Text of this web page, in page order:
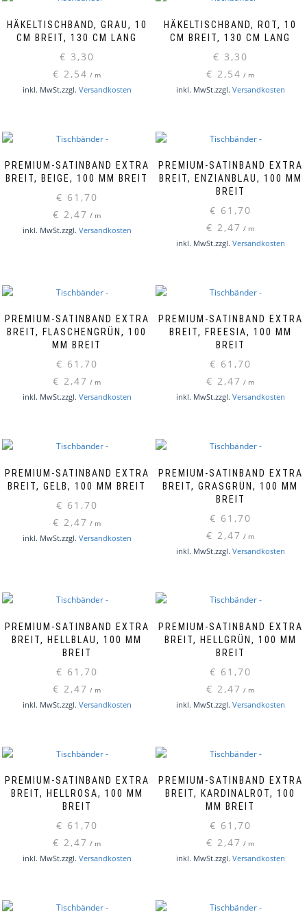
HÄKELTISCHBAND, GRAU, 10
CM BREIT, 130 CM LANG
€ 3,30
€ 2,54 / m
inkl. MwSt.zzgl. Versandkosten
HÄKELTISCHBAND, ROT, 10
CM BREIT, 130 CM LANG
€ 3,30
€ 2,54 / m
inkl. MwSt.zzgl. Versandkosten
PREMIUM-SATINBAND EXTRA
BREIT, BEIGE, 100 MM BREIT
€ 61,70
€ 2,47 / m
inkl. MwSt.zzgl. Versandkosten
PREMIUM-SATINBAND EXTRA
BREIT, ENZIANBLAU, 100 MM
BREIT
€ 61,70
€ 2,47 / m
inkl. MwSt.zzgl. Versandkosten
PREMIUM-SATINBAND EXTRA
BREIT, FLASCHENGRÜN, 100
MM BREIT
€ 61,70
€ 2,47 / m
inkl. MwSt.zzgl. Versandkosten
PREMIUM-SATINBAND EXTRA
BREIT, FREESIA, 100 MM
BREIT
€ 61,70
€ 2,47 / m
inkl. MwSt.zzgl. Versandkosten
PREMIUM-SATINBAND EXTRA
BREIT, GELB, 100 MM BREIT
€ 61,70
€ 2,47 / m
inkl. MwSt.zzgl. Versandkosten
PREMIUM-SATINBAND EXTRA
BREIT, GRASGRÜN, 100 MM
BREIT
€ 61,70
€ 2,47 / m
inkl. MwSt.zzgl. Versandkosten
PREMIUM-SATINBAND EXTRA
BREIT, HELLBLAU, 100 MM
BREIT
€ 61,70
€ 2,47 / m
inkl. MwSt.zzgl. Versandkosten
PREMIUM-SATINBAND EXTRA
BREIT, HELLGRÜN, 100 MM
BREIT
€ 61,70
€ 2,47 / m
inkl. MwSt.zzgl. Versandkosten
PREMIUM-SATINBAND EXTRA
BREIT, HELLROSA, 100 MM
BREIT
€ 61,70
€ 2,47 / m
inkl. MwSt.zzgl. Versandkosten
PREMIUM-SATINBAND EXTRA
BREIT, KARDINALROT, 100
MM BREIT
€ 61,70
€ 2,47 / m
inkl. MwSt.zzgl. Versandkosten